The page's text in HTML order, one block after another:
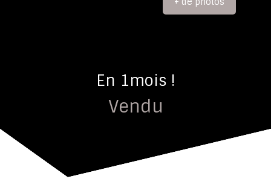
En 1mois !
Vendu